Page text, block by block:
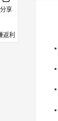
分享
返利